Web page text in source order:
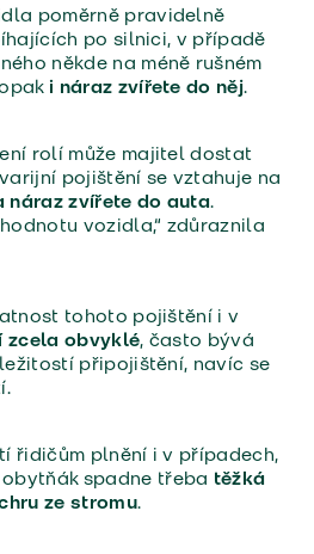
poměrně pravidelně
po silnici, v případě
někde na méně rušném
i náraz zvířete do něj.
rolí může majitel dostat
pojištění se vztahuje na
náraz zvířete do auta.
vozidla,“ zdůraznila
tohoto pojištění i v
zcela obvyklé, často bývá
připojištění, navíc se
řidičům plnění i v případech,
spadne třeba těžká
ze stromu.